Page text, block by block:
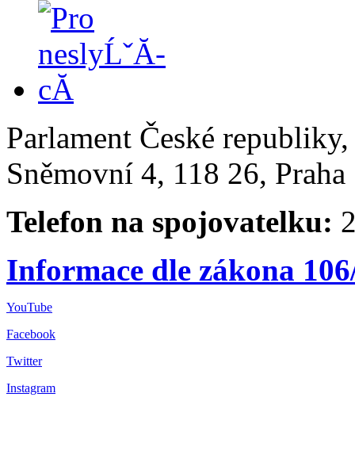
Parlament České
Sněmovní 4, 118 26,
Telefon na spojovatelku:
Informace dle zákona
YouTube
Facebook
Twitter
Instagram